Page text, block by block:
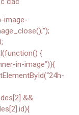
image-
{
in-image”)){
&&